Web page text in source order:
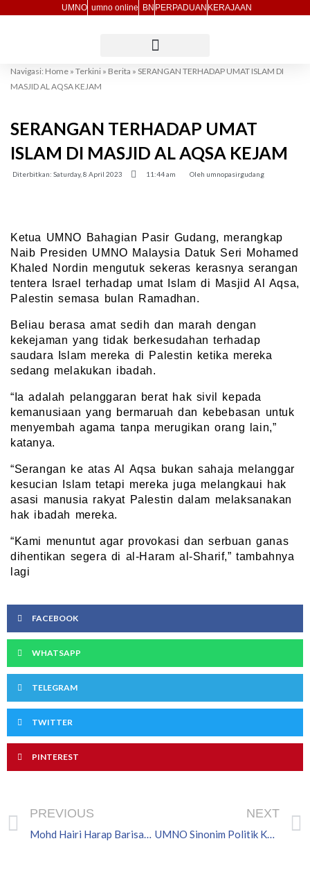
UMNO umno online BN PERPADUAN KERAJAAN
Navigasi: Home » Terkini » Berita » SERANGAN TERHADAP UMAT ISLAM DI
MASJID AL AQSA KEJAM
SERANGAN TERHADAP UMAT
ISLAM DI MASJID AL AQSA KEJAM
Diterbitkan: Saturday, 8 April 2023 11:44 am Oleh umnopasirgudang
Ketua UMNO Bahagian Pasir Gudang, merangkap
Naib Presiden UMNO Malaysia Datuk Seri Mohamed
Khaled Nordin mengutuk sekeras kerasnya serangan
tentera Israel terhadap umat Islam di Masjid Al Aqsa,
Palestin semasa bulan Ramadhan.
Beliau berasa amat sedih dan marah dengan
kekejaman yang tidak berkesudahan terhadap
saudara Islam mereka di Palestin ketika mereka
sedang melakukan ibadah.
“Ia adalah pelanggaran berat hak sivil kepada
kemanusiaan yang bermaruah dan kebebasan untuk
menyembah agama tanpa merugikan orang lain,”
katanya.
“Serangan ke atas Al Aqsa bukan sahaja melanggar
kesucian Islam tetapi mereka juga melangkaui hak
asasi manusia rakyat Palestin dalam melaksanakan
hak ibadah mereka.
“Kami menuntut agar provokasi dan serbuan ganas
dihentikan segera di al-Haram al-Sharif,” tambahnya
lagi
FACEBOOK
WHATSAPP
TELEGRAM
TWITTER
PINTEREST
Prev
PREVIOUS
Mohd Hairi Harap Barisan Kepimpinan Pemuda Dukung Institusi Presiden, Bawa Naratif Segar
NEXT
UMNO Sinonim Politik Khidmat Bakti, Cabaran PRN Kembalikan Keyakinan Rakyat Kepada Parti